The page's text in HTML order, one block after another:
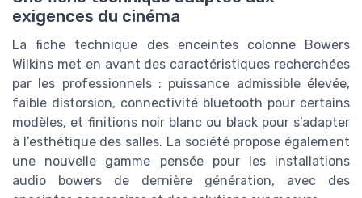
exigences du cinéma
La fiche technique des enceintes colonne Bowers
Wilkins met en avant des caractéristiques recherchées
par les professionnels : puissance admissible élevée,
faible distorsion, connectivité bluetooth pour certains
modèles, et finitions noir blanc ou black pour s’adapter
à l’esthétique des salles. La société propose également
une nouvelle gamme pensée pour les installations
audio bowers de dernière génération, avec des